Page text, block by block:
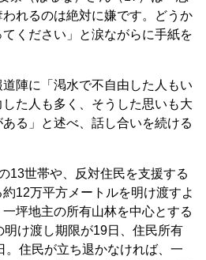
れるのは絶対に嫌です。どうか
ください」と涙ながらに手紙を
陣に「渇水で不自由した人もい
た人も多く、そうした思いも大
る」と述べ、話し合いを続ける
13世帯や、反対住民を支援する
約12万平方メートルを明け渡すよ
坪地主の所有山林を中心とする
け渡し期限が19日、住民所有
。住民が立ち退かなければ、一